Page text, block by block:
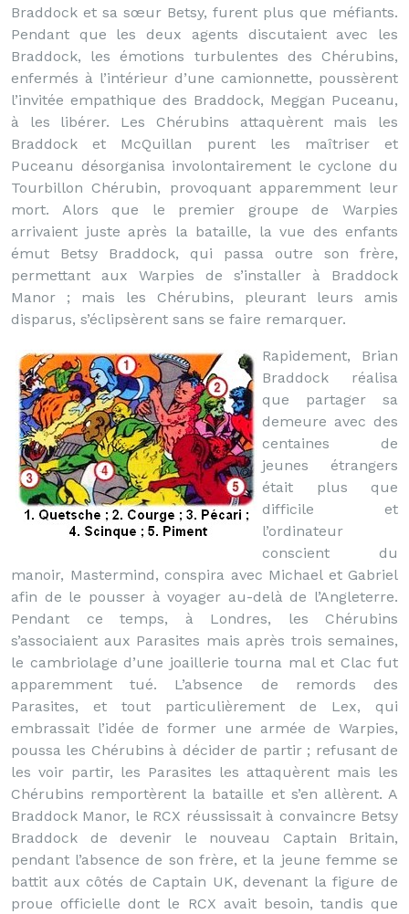
Braddock et sa sœur Betsy, furent plus que méfiants.
Pendant que les deux agents discutaient avec les
Braddock, les émotions turbulentes des Chérubins,
enfermés à l’intérieur d’une camionnette, poussèrent
l’invitée empathique des Braddock, Meggan Puceanu,
à les libérer. Les Chérubins attaquèrent mais les
Braddock et McQuillan purent les maîtriser et
Puceanu désorganisa involontairement le cyclone du
Tourbillon Chérubin, provoquant apparemment leur
mort. Alors que le premier groupe de Warpies
arrivaient juste après la bataille, la vue des enfants
émut Betsy Braddock, qui passa outre son frère,
permettant aux Warpies de s’installer à Braddock
Manor ; mais les Chérubins, pleurant leurs amis
disparus, s’éclipsèrent sans se faire remarquer.
Rapidement, Brian
Braddock réalisa
que partager sa
demeure avec des
centaines de
jeunes étrangers
était plus que
difficile et
l’ordinateur
conscient du
manoir, Mastermind, conspira avec Michael et Gabriel
afin de le pousser à voyager au-delà de l’Angleterre.
Pendant ce temps, à Londres, les Chérubins
s’associaient aux Parasites mais après trois semaines,
le cambriolage d’une joaillerie tourna mal et Clac fut
apparemment tué. L’absence de remords des
Parasites, et tout particulièrement de Lex, qui
embrassait l’idée de former une armée de Warpies,
poussa les Chérubins à décider de partir ; refusant de
les voir partir, les Parasites les attaquèrent mais les
Chérubins remportèrent la bataille et s’en allèrent. A
Braddock Manor, le RCX réussissait à convaincre Betsy
Braddock de devenir le nouveau Captain Britain,
pendant l’absence de son frère, et la jeune femme se
battit aux côtés de Captain UK, devenant la figure de
proue officielle dont le RCX avait besoin, tandis que